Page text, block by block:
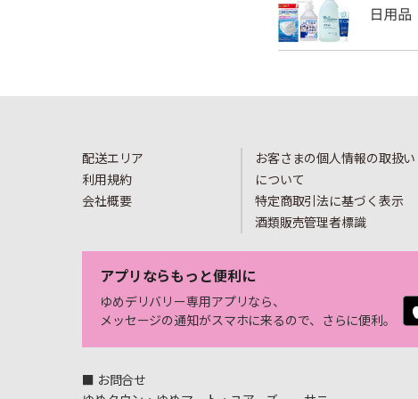
配送エリア
利用規約
会社概要
お客さまの個人情報の取扱い
について
特定商取引法に基づく表示
酒類販売管理者標識
アプリならもっと便利に
ゆめデリバリー専用アプリなら、
メッセージの通知がスマホに来るので、さらに便利。
■ お問合せ